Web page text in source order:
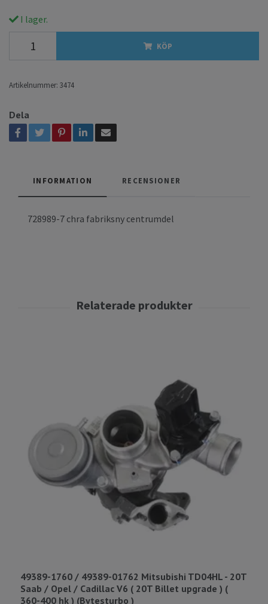
I lager.
KÖP
Artikelnummer: 3474
Dela
INFORMATION RECENSIONER
728989-7 chra fabriksny centrumdel
49389-1760 / 49389-01762 Mitsubishi TD04HL - 20T
Saab / Opel / Cadillac V6 ( 20T Billet upgrade ) (
360-400 hk ) (Bytesturbo )